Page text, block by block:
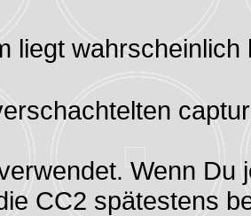
liegt
Wenn
CC2 spätestens